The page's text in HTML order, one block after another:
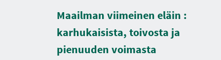
Maailman viimeinen eläin :
karhukaisista, toivosta ja
pienuuden voimasta
K
e
s
t